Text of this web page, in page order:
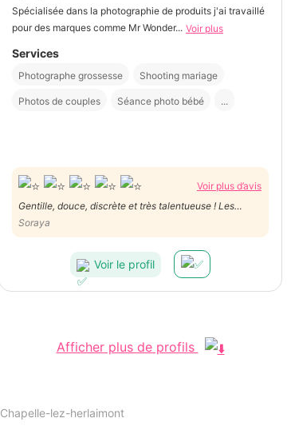
Spécialisée dans la photographie de produits j'ai travaillé
pour des marques comme Mr Wonder... Voir plus
Services
Photographe grossesse Shooting mariage
Photos de couples Séance photo bébé ...
Voir plus d’avis
Gentille, douce, discrète et très talentueuse ! Les
Soraya
Voir le profil
Afficher plus de profils
Chapelle-lez-herlaimont